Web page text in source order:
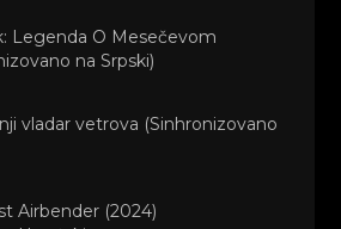
Legenda O Mesečevom
na Srpski)
vladar vetrova (Sinhronizovano
Airbender (2024)